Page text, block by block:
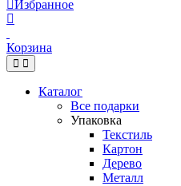
Избранное
Корзина
Каталог
Все подарки
Упаковка
Текстиль
Картон
Дерево
Металл